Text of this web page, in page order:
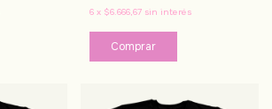
6 x $6.666,67 sin interés
Comprar